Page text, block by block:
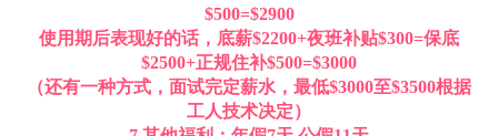
$500=$2900
使用期后表现好的话，底薪$2200+夜班补贴$300=保底
$2500+正规住补$500=$3000
（还有一种方式，面试完定薪水，最低$3000至$3500根据
工人技术决定）